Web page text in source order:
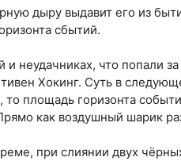
дыру выдавит его из
сбытий.
и неудачниках, что попали
Хокинг. Суть в
то площадь горизонта
как воздушный шарик
при слиянии двух